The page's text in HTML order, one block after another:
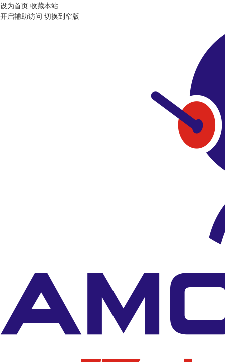
设为首页 收藏本站
开启辅助访问 切换到窄版